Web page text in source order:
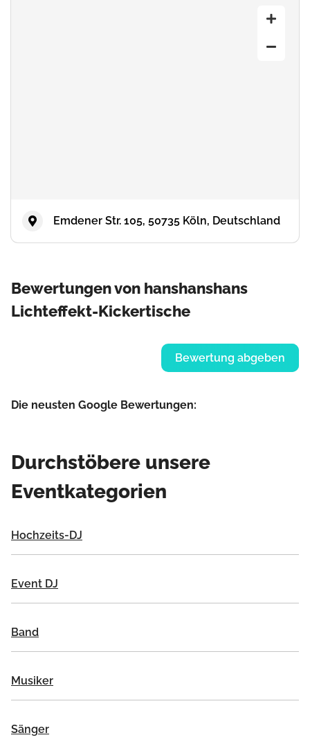
Emdener Str. 105, 50735 Köln, Deutschland
Bewertungen von hanshanshans
Lichteffekt-Kickertische
Bewertung abgeben
Die neusten Google Bewertungen:
Durchstöbere unsere
Eventkategorien
Hochzeits-DJ
Event DJ
Band
Musiker
Sänger